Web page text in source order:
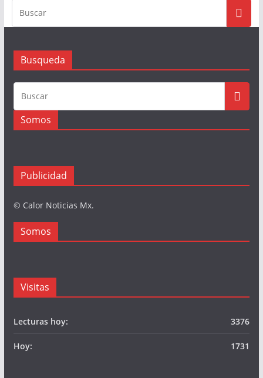
Busqueda
Somos
Publicidad
© Calor Noticias Mx.
Somos
Visitas
3376
Lecturas hoy:
1731
Hoy: